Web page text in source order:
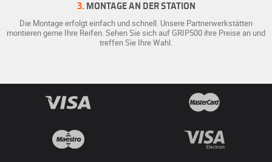
3. MONTAGE AN DER STATION
Die Montage erfolgt einfach und schnell. Unsere Partnerwerkstätten
montieren gerne Ihre Reifen. Sehen Sie sich auf GRIP500 ihre Preise an und
treffen Sie Ihre Wahl.